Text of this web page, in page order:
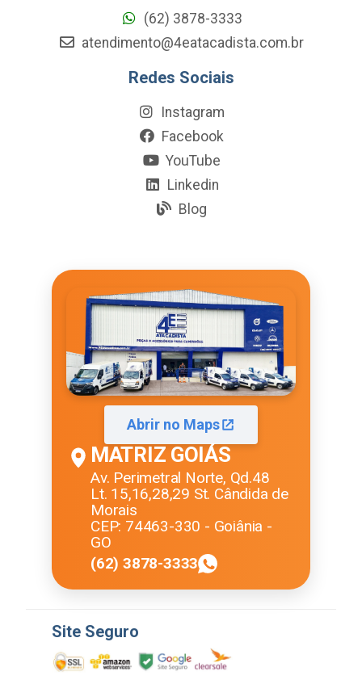
(62) 3878-3333
atendimento@4eatacadista.com.br
Redes Sociais
Instagram
Facebook
YouTube
Linkedin
Blog
Abrir no Maps
MATRIZ GOIÁS
Av. Perimetral Norte, Qd.48
Lt. 15,16,28,29 St. Cândida de
Morais
CEP: 74463-330 - Goiânia -
GO
(62) 3878-3333
Site Seguro